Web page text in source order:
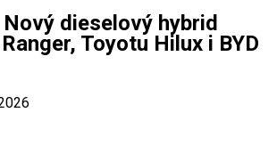
Nový dieselový hybrid
Toyotu Hilux i BYD